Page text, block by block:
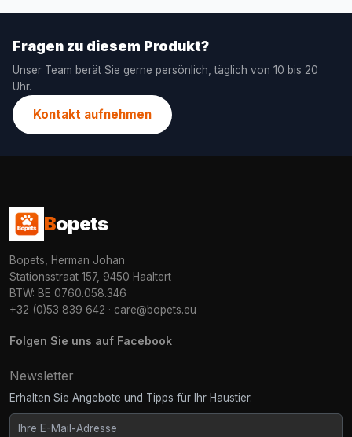
Fragen zu diesem Produkt?
Unser Team berät Sie gerne persönlich, täglich von 10 bis 20
Uhr.
Kontakt aufnehmen
Bopets
Bopets, Herman Johan
Stationsstraat 157, 9450 Haaltert
BTW: BE 0760.058.346
+32 (0)53 839 642 · care@bopets.eu
Folgen Sie uns auf Facebook
Newsletter
Erhalten Sie Angebote und Tipps für Ihr Haustier.